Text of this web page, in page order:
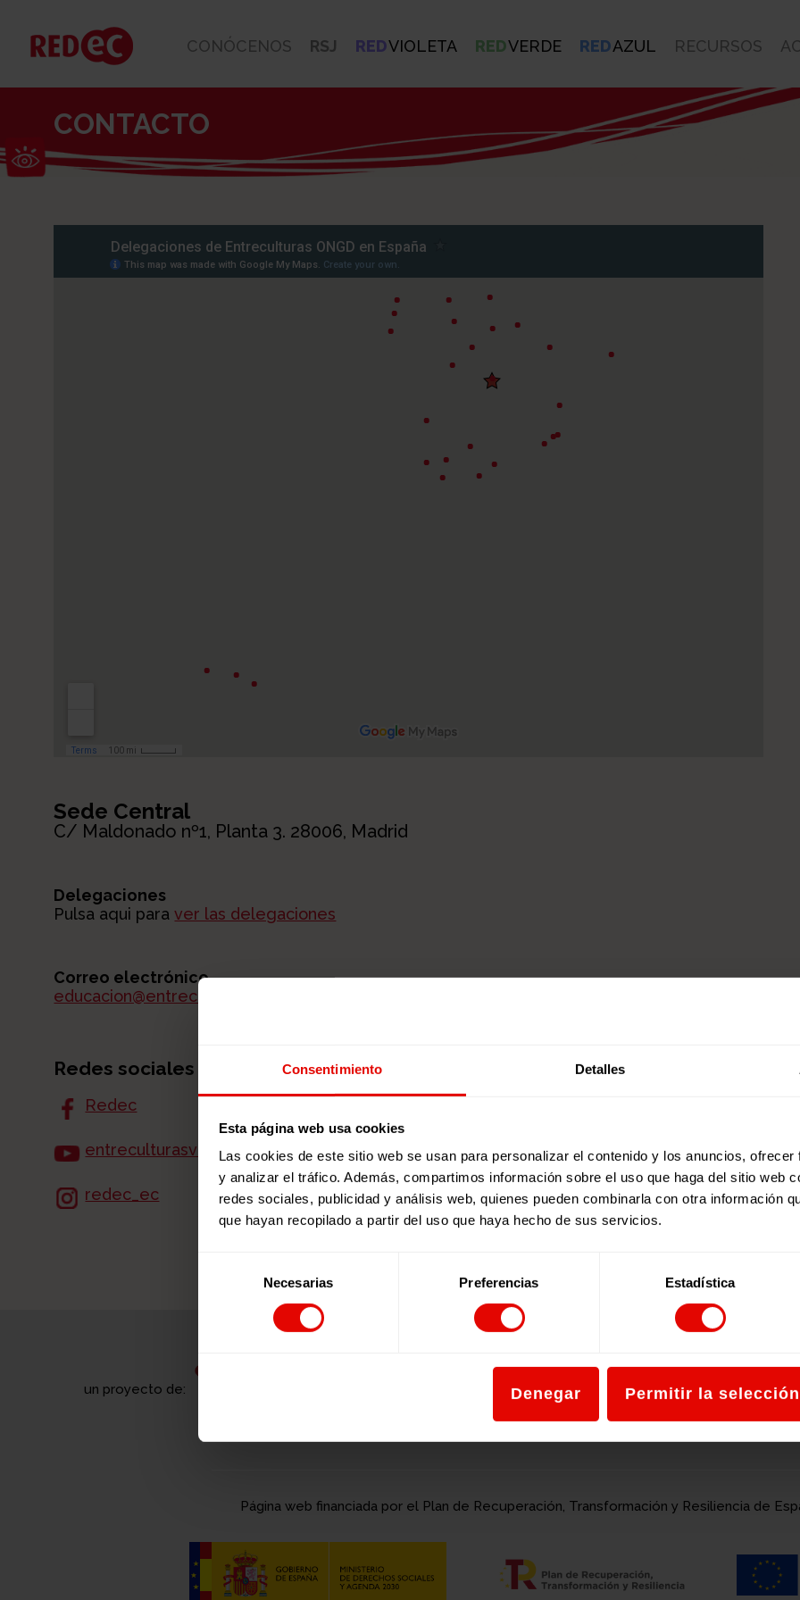
Consentimiento Detalles
Esta página web usa cookies
Las cookies de este sitio web se usan para personalizar el contenido y los anuncios,
y analizar el tráfico. Además, compartimos información sobre el uso que haga del sitio web
redes sociales, publicidad y análisis web, quienes pueden combinarla con otra información
que hayan recopilado a partir del uso que haya hecho de sus servicios.
consentimiento
Necesarias Preferencias Estadística
Denegar Permitir la selección
Abrir barra de herramientas
CONÓCENOS RSJ REDVIOLETA REDVERDE REDAZUL RECURSOS
CONTACTO
Sede Central
C/ Maldonado nº1, Planta 3. 28006, Madrid
Delegaciones
Pulsa aqui paraver las delegaciones
Correo electrónico
educacion@entreculturas.org
Redes sociales
Redec
entreculturasvideo
redec_ec
un proyecto de: con el apoyo de:
Página web financiada por el Plan de Recuperación, Transformación y Resiliencia de